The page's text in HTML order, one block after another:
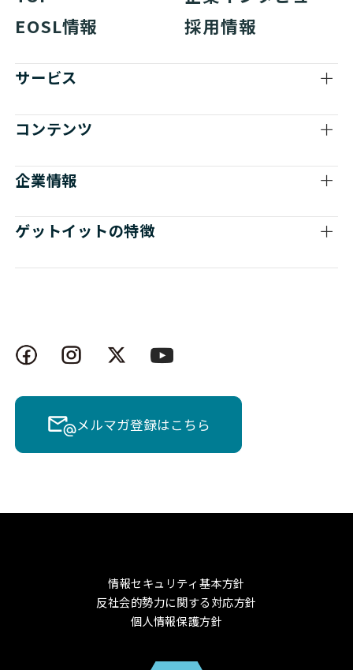
EOSL情報
採用情報
サービス
コンテンツ
企業情報
ゲットイットの特徴
メルマガ登録はこちら
情報セキュリティ基本方針
反社会的勢力に関する対応方針
個人情報保護方針